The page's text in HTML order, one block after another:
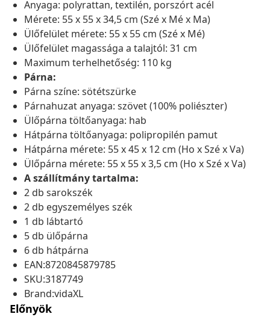
Anyaga: polyrattan, textilén, porszórt acél
Mérete: 55 x 55 x 34,5 cm (Szé x Mé x Ma)
Ülőfelület mérete: 55 x 55 cm (Szé x Mé)
Ülőfelület magassága a talajtól: 31 cm
Maximum terhelhetőség: 110 kg
Párna:
Párna színe: sötétszürke
Párnahuzat anyaga: szövet (100% poliészter)
Ülőpárna töltőanyaga: hab
Hátpárna töltőanyaga: polipropilén pamut
Hátpárna mérete: 55 x 45 x 12 cm (Ho x Szé x Va)
Ülőpárna mérete: 55 x 55 x 3,5 cm (Ho x Szé x Va)
A szállítmány tartalma:
2 db sarokszék
2 db egyszemélyes szék
1 db lábtartó
5 db ülőpárna
6 db hátpárna
EAN:8720845879785
SKU:3187749
Brand:vidaXL
Előnyök